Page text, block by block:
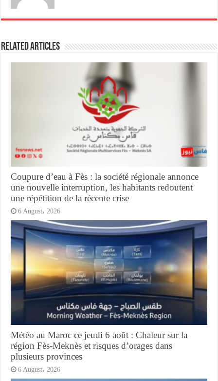
Related Articles
Coupure d’eau à Fès : la société régionale annonce
une nouvelle interruption, les habitants redoutent
une répétition de la récente crise
6 August، 2026
Météo au Maroc ce jeudi 6 août : Chaleur sur la
région Fès-Meknès et risques d’orages dans
plusieurs provinces
6 August، 2026